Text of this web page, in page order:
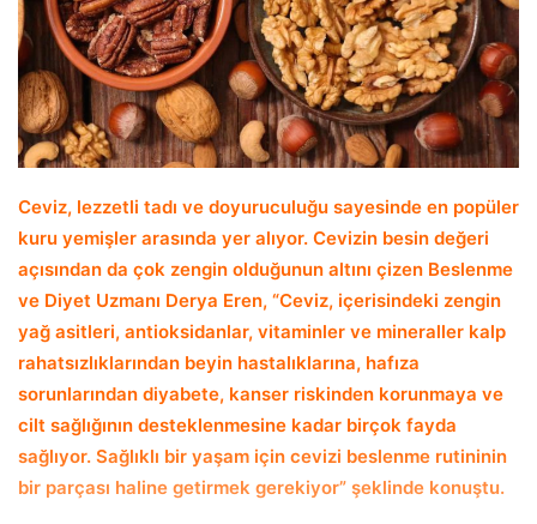
Ceviz, lezzetli tadı ve doyuruculuğu sayesinde en popüler
kuru yemişler arasında yer alıyor. Cevizin besin değeri
açısından da çok zengin olduğunun altını çizen Beslenme
ve Diyet Uzmanı Derya Eren, “Ceviz, içerisindeki zengin
yağ asitleri, antioksidanlar, vitaminler ve mineraller kalp
rahatsızlıklarından beyin hastalıklarına, hafıza
sorunlarından diyabete, kanser riskinden korunmaya ve
cilt sağlığının desteklenmesine kadar birçok fayda
sağlıyor. Sağlıklı bir yaşam için cevizi beslenme rutininin
bir parçası haline getirmek gerekiyor” şeklinde konuştu.